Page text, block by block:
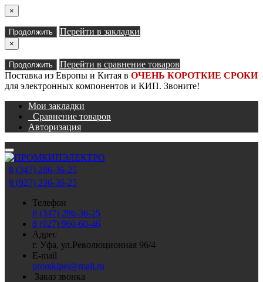
×
Продолжить Перейти в закладки
×
Продолжить
Перейти в сравнение товаров
Поставка из Европы и Китая в ОЧЕНЬ КОРОТКИЕ СРОКИ
для электронных компонентов и КИП. Звоните!
Мои закладки
Сравнение товаров
Авторизация
8 (347) 286-36-25
8 (927) 236-36-25
Телефон
8 (347) 286-36-25
8 (927) 960-60-46
Адрес
г. Уфа, ул.Революционная 96/4
E-mail
promkipel@mail.ru
Заказ звонка